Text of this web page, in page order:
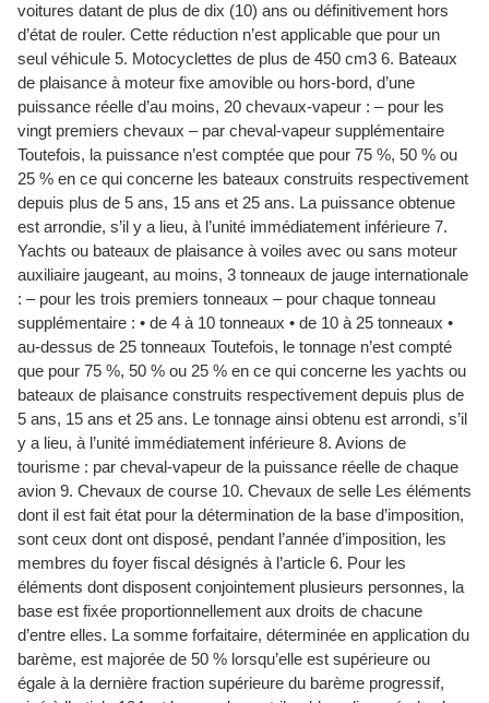
voitures datant de plus de dix (10) ans ou définitivement hors
d’état de rouler. Cette réduction n’est applicable que pour un
seul véhicule 5. Motocyclettes de plus de 450 cm3 6. Bateaux
de plaisance à moteur fixe amovible ou hors-bord, d’une
puissance réelle d’au moins, 20 chevaux-vapeur : – pour les
vingt premiers chevaux – par cheval-vapeur supplémentaire
Toutefois, la puissance n’est comptée que pour 75 %, 50 % ou
25 % en ce qui concerne les bateaux construits respectivement
depuis plus de 5 ans, 15 ans et 25 ans. La puissance obtenue
est arrondie, s’il y a lieu, à l’unité immédiatement inférieure 7.
Yachts ou bateaux de plaisance à voiles avec ou sans moteur
auxiliaire jaugeant, au moins, 3 tonneaux de jauge internationale
: – pour les trois premiers tonneaux – pour chaque tonneau
supplémentaire : • de 4 à 10 tonneaux • de 10 à 25 tonneaux •
au-dessus de 25 tonneaux Toutefois, le tonnage n’est compté
que pour 75 %, 50 % ou 25 % en ce qui concerne les yachts ou
bateaux de plaisance construits respectivement depuis plus de
5 ans, 15 ans et 25 ans. Le tonnage ainsi obtenu est arrondi, s’il
y a lieu, à l’unité immédiatement inférieure 8. Avions de
tourisme : par cheval-vapeur de la puissance réelle de chaque
avion 9. Chevaux de course 10. Chevaux de selle Les éléments
dont il est fait état pour la détermination de la base d’imposition,
sont ceux dont ont disposé, pendant l’année d’imposition, les
membres du foyer fiscal désignés à l’article 6. Pour les
éléments dont disposent conjointement plusieurs personnes, la
base est fixée proportionnellement aux droits de chacune
d’entre elles. La somme forfaitaire, déterminée en application du
barème, est majorée de 50 % lorsqu’elle est supérieure ou
égale à la dernière fraction supérieure du barème progressif,